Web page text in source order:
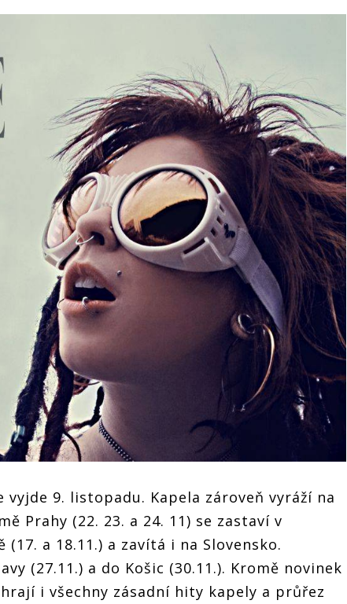
vyjde 9. listopadu. Kapela zároveň vyráží na
Prahy (22. 23. a 24. 11) se zastaví v
(17. a 18.11.) a zavítá i na Slovensko.
(27.11.) a do Košic (30.11.). Kromě novinek
i všechny zásadní hity kapely a průřez